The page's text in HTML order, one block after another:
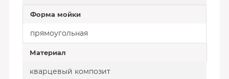
Форма мойки
прямоугольная
Материал
кварцевый композит